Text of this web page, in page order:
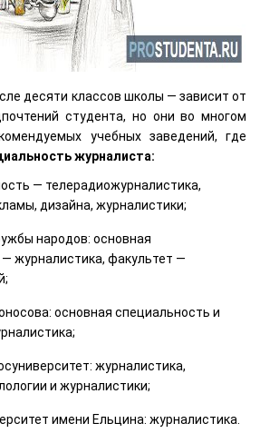
десяти классов школы — зависит от
студента, но они во многом
учебных заведений, где
журналиста:
— телерадиожурналистика,
дизайна, журналистики;
народов: основная
журналистика, факультет —
основная специальность и
журналистика,
и журналистики;
имени Ельцина: журналистика.